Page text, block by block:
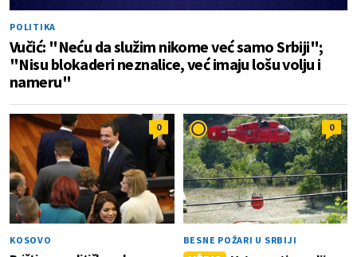
POLITIKA
Vučić: "Neću da služim nikome već samo Srbiji";
"Nisu blokaderi neznalice, već imaju lošu volju i
nameru"
0
KOSOVO
0
BESNE POŽARI U SRBIJI